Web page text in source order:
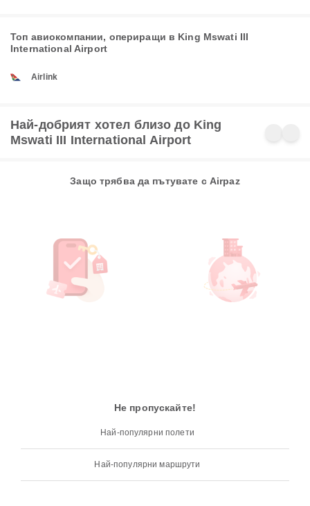
Топ авиокомпании, опериращи в King Mswati III
International Airport
Airlink
Най-добрият хотел близо до King
Mswati III International Airport
Защо трябва да пътувате с Airpaz
Не пропускайте!
Най-популярни полети
Най-популярни маршрути